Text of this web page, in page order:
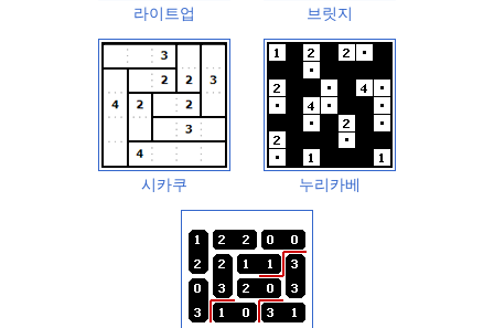
라이트업 브릿지
시카쿠 누리카베